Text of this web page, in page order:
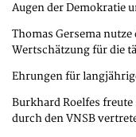
Augen der Demokratie
Thomas Gersema
Wertschätzung für die
Ehrungen für
Burkhard Roelfes
durch den VNSB